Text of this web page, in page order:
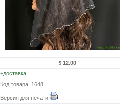
$ 12.00
+доставка
Код товара: 1648
Версия для печати